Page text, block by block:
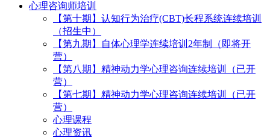
心理咨询师培训
【第十期】认知行为治疗(CBT)长程系统连续培训
（招生中）
【第九期】自体心理学连续培训2年制（即将开
营）
【第八期】精神动力学心理咨询连续培训（已开
营）
【第七期】精神动力学心理咨询连续培训（已开
营）
心理课程
心理资讯